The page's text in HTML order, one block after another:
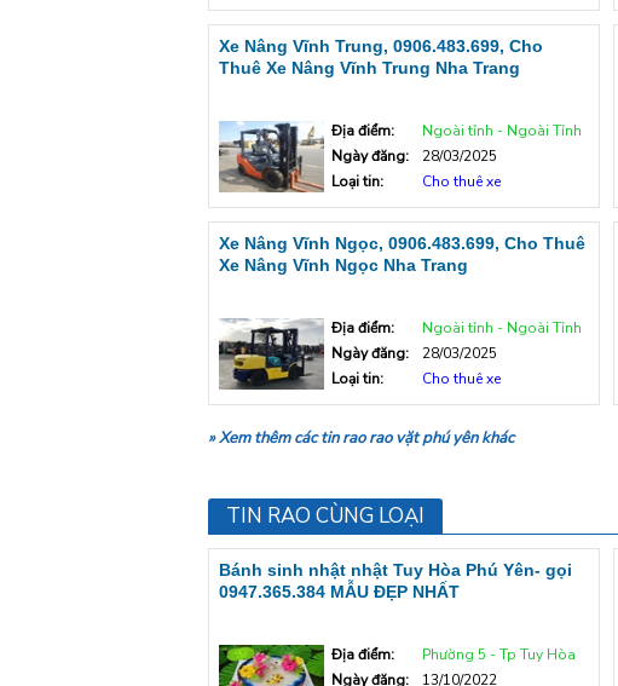
Xe Nâng Vĩnh Trung, 0906.483.699, Cho
Thuê Xe Nâng Vĩnh Trung Nha Trang
Địa điểm:
Ngoài tỉnh - Ngoài Tỉnh
Ngày đăng:
28/03/2025
Loại tin:
Cho thuê xe
Xe Nâng Vĩnh Ngọc, 0906.483.699, Cho Thuê
Xe Nâng Vĩnh Ngọc Nha Trang
Địa điểm:
Ngoài tỉnh - Ngoài Tỉnh
Ngày đăng:
28/03/2025
Loại tin:
Cho thuê xe
» Xem thêm các tin rao rao vặt phú yên khác
TIN RAO CÙNG LOẠI
Bánh sinh nhật nhật Tuy Hòa Phú Yên- gọi
0947.365.384 MẪU ĐẸP NHẤT
Địa điểm:
Phường 5 - Tp Tuy Hòa
Ngày đăng:
13/10/2022